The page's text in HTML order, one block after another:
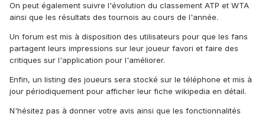
On peut également suivre l'évolution du classement ATP et WTA
ainsi que les résultats des tournois au cours de l'année.
Un forum est mis à disposition des utilisateurs pour que les fans
partagent leurs impressions sur leur joueur favori et faire des
critiques sur l'application pour l'améliorer.
Enfin, un listing des joueurs sera stocké sur le téléphone et mis à
jour périodiquement pour afficher leur fiche wikipedia en détail.
N'hésitez pas à donner votre avis ainsi que les fonctionnalités